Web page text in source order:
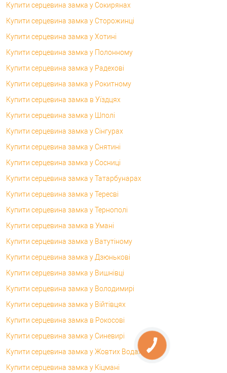
Купити серцевина замка у Сокирянах
Купити серцевина замка у Сторожинці
Купити серцевина замка у Хотині
Купити серцевина замка у Полонному
Купити серцевина замка у Радехові
Купити серцевина замка у Рокитному
Купити серцевина замка в Уїздцях
Купити серцевина замка у Шполі
Купити серцевина замка у Сінгурах
Купити серцевина замка у Снятині
Купити серцевина замка у Сосниці
Купити серцевина замка у Татарбунарах
Купити серцевина замка у Тересві
Купити серцевина замка у Тернополі
Купити серцевина замка в Умані
Купити серцевина замка у Ватутіному
Купити серцевина замка у Дзюнькові
Купити серцевина замка у Вишнівці
Купити серцевина замка у Володимирі
Купити серцевина замка у Війтівцях
Купити серцевина замка в Рокосові
Купити серцевина замка у Синевирі
Купити серцевина замка у Жовтих Водах
Купити серцевина замка у Кіцмані